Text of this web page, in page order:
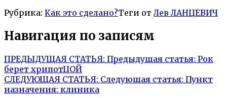
Рубрика: Как это сделано?Теги от Лев ЛАНЦЕВИЧ
Навигация по записям
ПРЕДЫДУЩАЯ СТАТЬЯ: Предыдущая статья: Рок
берет хрипотЦОЙ
СЛЕДУЮЩАЯ СТАТЬЯ: Следующая статья: Пункт
назначения: клиника